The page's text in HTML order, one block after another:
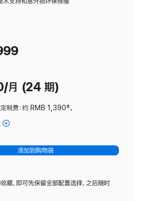
月 (24 期)
税费：约 RMB 1,390脚
‡。
(Studio
-
标
璃
添加到购物袋
藏，即可先保留全部配置选择，之后随时